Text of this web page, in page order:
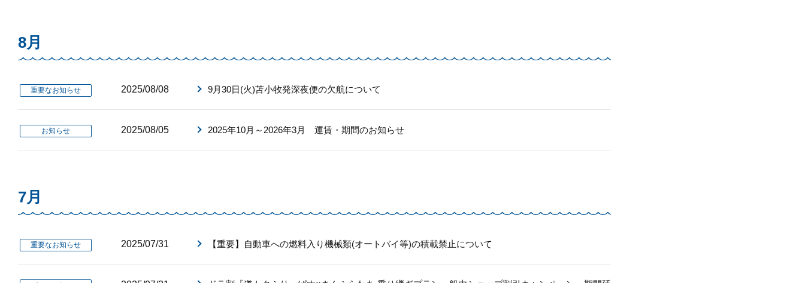
8月
重要なお知らせ 2025/08/08 9月30日(火)苫小牧発深夜便の欠航について
お知らせ 2025/08/05 2025年10月～2026年3月 運賃・期間のお知らせ
7月
重要なお知らせ 2025/07/31 【重要】自動車への燃料入り機械類(オートバイ等)の積載禁止について